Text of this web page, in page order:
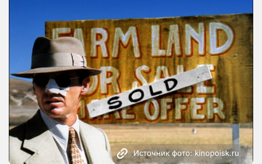
Источник фото: kinopoisk.ru